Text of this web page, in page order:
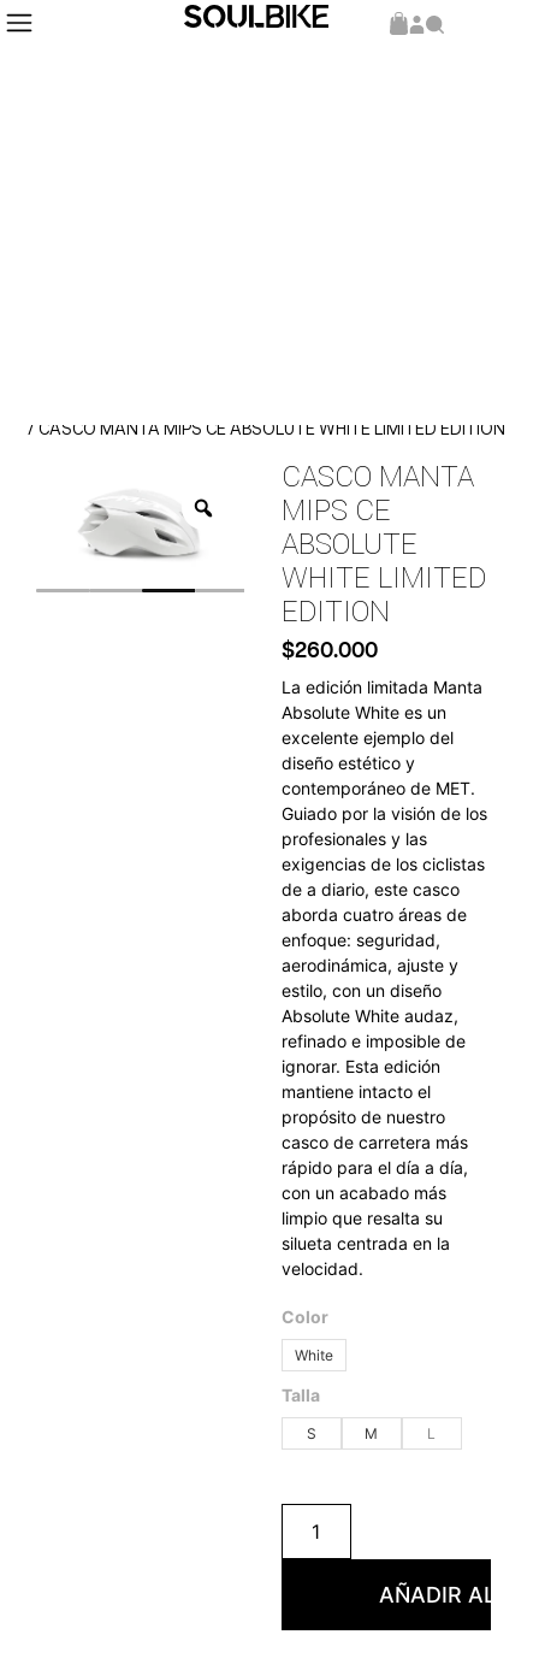
/ CASCO MANTA MIPS CE ABSOLUTE WHITE LIMITED EDITION
CASCO MANTA
MIPS CE
ABSOLUTE
WHITE LIMITED
EDITION
$260.000
La edición limitada Manta
Absolute White es un
excelente ejemplo del
diseño estético y
contemporáneo de MET.
Guiado por la visión de los
profesionales y las
exigencias de los ciclistas
de a diario, este casco
aborda cuatro áreas de
enfoque: seguridad,
aerodinámica, ajuste y
estilo, con un diseño
Absolute White audaz,
refinado e imposible de
ignorar. Esta edición
mantiene intacto el
propósito de nuestro
casco de carretera más
rápido para el día a día,
con un acabado más
limpio que resalta su
silueta centrada en la
velocidad.
Color
White
Talla
S M L
AÑADIR AL